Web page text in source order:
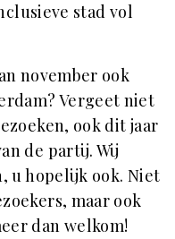
stad vol
november ook
Vergeet niet
ook dit jaar
de partij. Wij
u hopelijk ook. Niet
maar ook
dan welkom!